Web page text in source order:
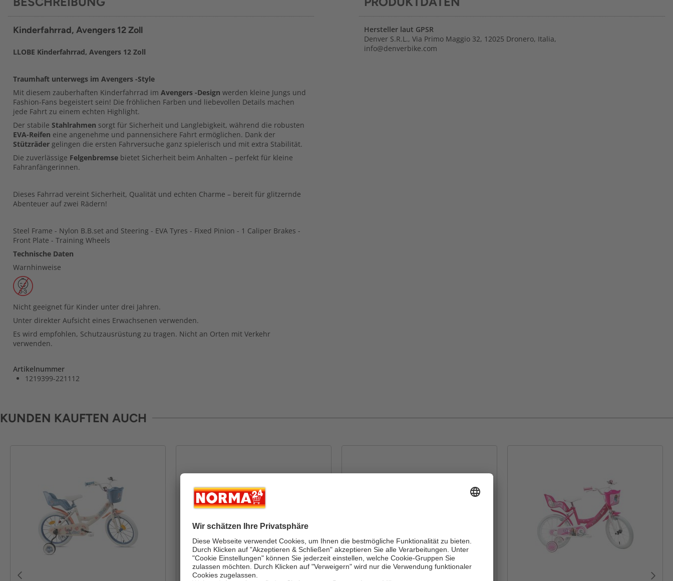
Kinderfahrrad, Avengers 12 Zoll
LLOBE Kinderfahrrad, Avengers 12 Zoll
Traumhaft unterwegs im Avengers -Style
Mit diesem zauberhaften Kinderfahrrad im Avengers -Design werden kleine Jungs und
Fashion-Fans begeistert sein! Die fröhlichen Farben und liebevollen Details machen
jede Fahrt zu einem echten Highlight.
Der stabile Stahlrahmen sorgt für Sicherheit und Langlebigkeit, während die robusten
EVA-Reifen eine angenehme und pannensichere Fahrt ermöglichen. Dank der
Stützräder gelingen die ersten Fahrversuche ganz spielerisch und mit extra Stabilität.
Die zuverlässige Felgenbremse bietet Sicherheit beim Anhalten – perfekt für kleine
Fahranfängerinnen.
Dieses Fahrrad vereint Sicherheit, Qualität und echten Charme – bereit für glitzernde
Abenteuer auf zwei Rädern!
Steel Frame - Nylon B.B.set and Steering - EVA Tyres - Fixed Pinion - 1 Caliper Brakes -
Front Plate - Training Wheels
Technische Daten
Warnhinweise
Nicht geeignet für Kinder unter drei Jahren.
Unter direkter Aufsicht eines Erwachsenen verwenden.
Es wird empfohlen, Schutzausrüstung zu tragen. Nicht an Orten mit Verkehr
verwenden.
Artikelnummer
1219399-221112
Hersteller laut GPSR
Denver S.R.L., Via Primo Maggio 32, 12025 Dronero, Italia,
info@denverbike.com
KUNDEN KAUFTEN AUCH